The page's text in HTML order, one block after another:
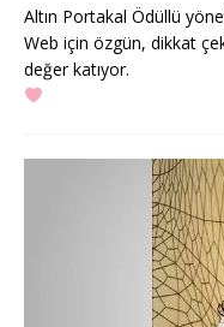
Altın Portakal Ödüllü
Web için özgün, dikkat
değer katıyor.